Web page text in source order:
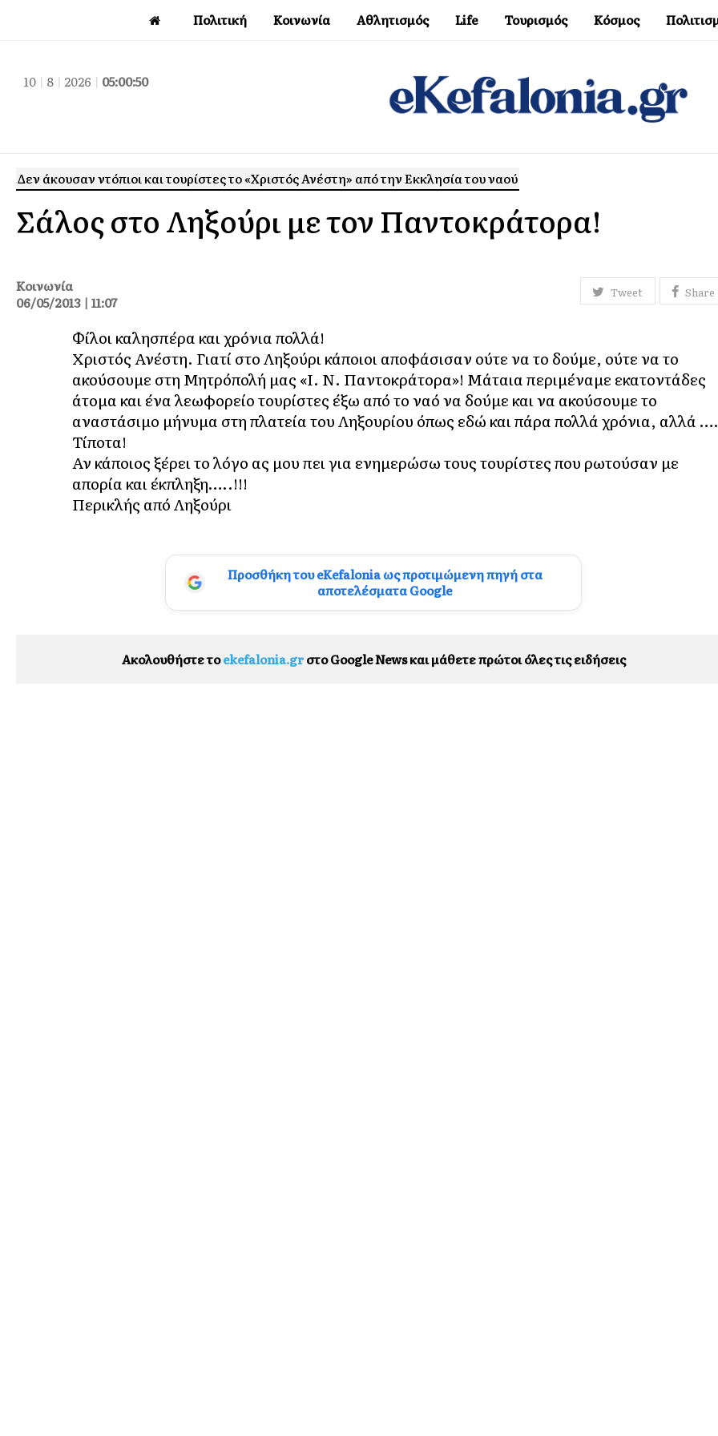
Πολιτική Κοινωνία Αθλητισμός Life Τουρισμός Κόσμος
10 | 8 | 2026 | 05:00:51
Δεν άκουσαν ντόπιοι και τουρίστες το «Χριστός Ανέστη» από την Εκκλησία του ναού
Σάλος στο Ληξούρι με τον Παντοκράτορα!
Tweet Share
Κοινωνία
06/05/2013 | 11:07
Φίλοι καλησπέρα και χρόνια πολλά!
Χριστός Ανέστη. Γιατί στο Ληξούρι κάποιοι αποφάσισαν ούτε να το δούμε, ούτε να το
ακούσουμε στη Μητρόπολή μας «Ι. Ν. Παντοκράτορα»! Μάταια περιμέναμε εκατοντάδες
άτομα και ένα λεωφορείο τουρίστες έξω από το ναό να δούμε και να ακούσουμε το
αναστάσιμο μήνυμα στη πλατεία του Ληξουρίου όπως εδώ και πάρα πολλά χρόνια, αλλά ….
Τίποτα!
Αν κάποιος ξέρει το λόγο ας μου πει για ενημερώσω τους τουρίστες που ρωτούσαν με
απορία και έκπληξη…..!!!
Περικλής από Ληξούρι
Προσθήκη του eKefalonia ως προτιμώμενη πηγή στα
αποτελέσματα Google
Ακολουθήστε τοekefalonia.grστο Google News και μάθετε πρώτοι όλες τις ειδήσεις